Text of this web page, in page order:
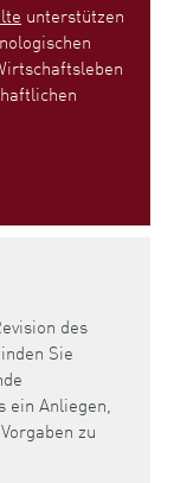
unterstützen
des
Sie
ein Anliegen,
zu